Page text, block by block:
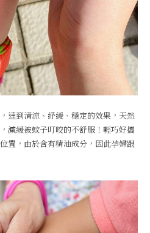
達到清涼、紓緩、穩定的效果，天然
減緩被蚊子叮咬的不舒服！輕巧好攜
置，由於含有精油成分，因此孕婦跟